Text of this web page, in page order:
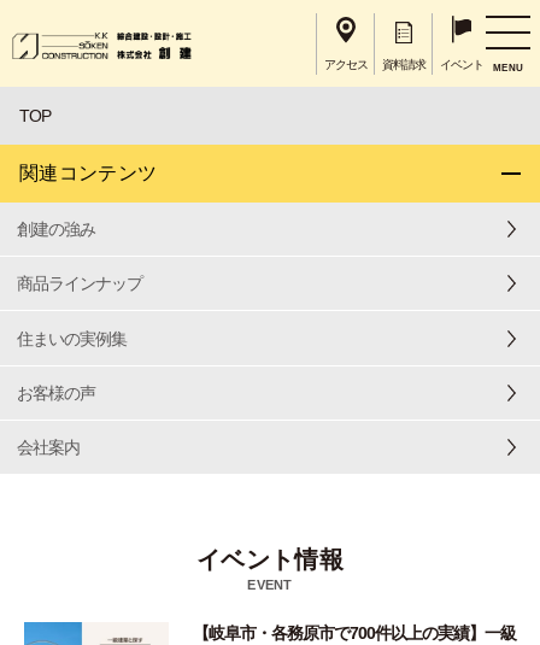
アクセス 資料請求 イベント MENU
TOP
関連コンテンツ
創建の強み
商品ラインナップ
住まいの実例集
お客様の声
会社案内
イベント情報
EVENT
【岐阜市・各務原市で700件以上の実績】一級